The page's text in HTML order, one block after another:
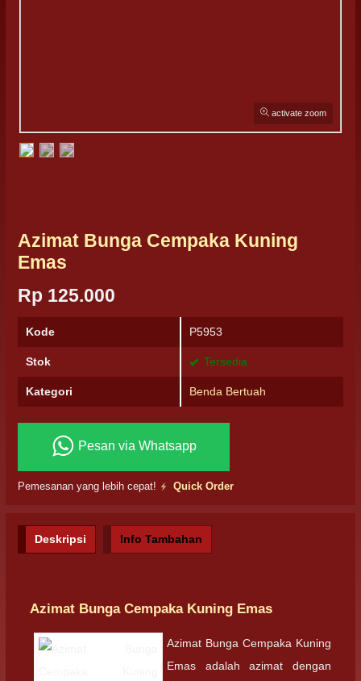
activate zoom
Azimat Bunga Cempaka Kuning
Emas
Rp 125.000
Kode P5953
Stok Tersedia
Kategori Benda Bertuah
Pesan via Whatsapp
Pemesanan yang lebih cepat! Quick Order
Deskripsi Info Tambahan
Azimat Bunga Cempaka Kuning Emas
Azimat Bunga Cempaka Kuning
Emas adalah azimat dengan